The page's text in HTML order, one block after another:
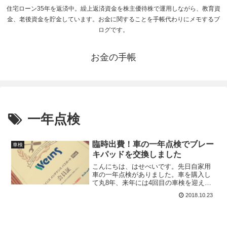
住宅ローン35年を返済中。繰上返済資金を株主優待株で運用しながら、教育資
金、老後資金を貯金しています。お金に関することを手帳代わりにメモするブ
ログです。
お金の手帳
一年点検
車検
臨時出費！車の一年点検でブレー
キパッドを交換しました
こんにちは、はせべいです。先日自家用
車の一年点検がありました。車を購入し
て丸8年、来年には4回目の車検を迎えま
す。8年も経過すると点検、車検の度に交
換する部品が出てきますが、今のところ
2018.10.23